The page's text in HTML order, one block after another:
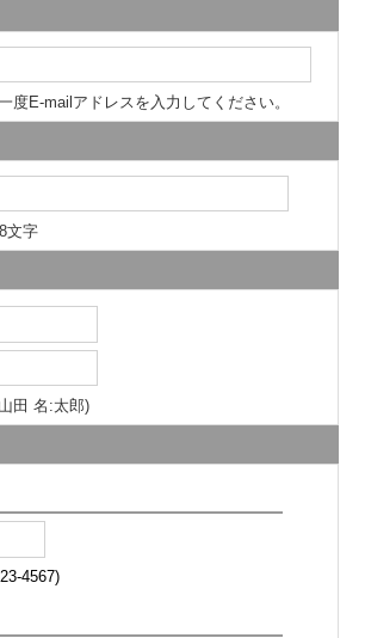
度E-mailアドレスを入力してください。
文字
田 名:太郎)
4567)